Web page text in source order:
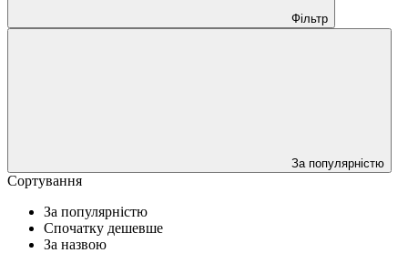
Фільтр
За популярністю
Сортування
За популярністю
Спочатку дешевше
За назвою